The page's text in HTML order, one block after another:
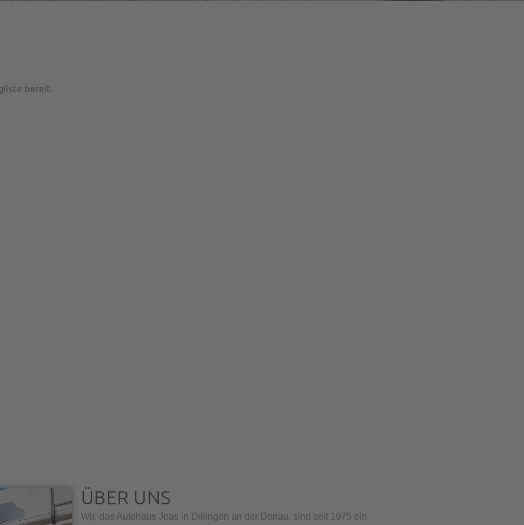
ÜBER UNS
Wir, das Autohaus Joas in Dillingen an der Donau, sind seit 1975 ein